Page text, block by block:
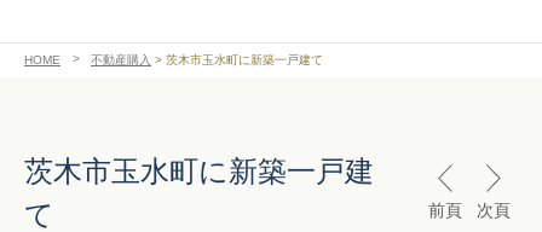
HOME 不動産購入 > 茨木市玉水町に新築一戸建て
茨木市玉水町に新築一戸建
て
前頁 次頁